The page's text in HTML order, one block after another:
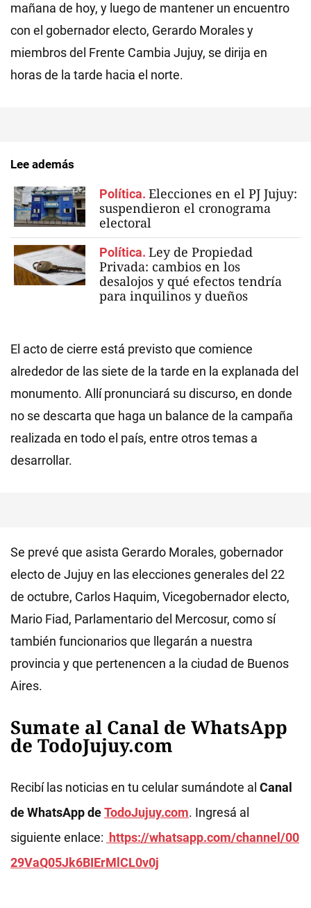
mañana de hoy, y luego de mantener un encuentro
con el gobernador electo, Gerardo Morales y
miembros del Frente Cambia Jujuy, se dirija en
horas de la tarde hacia el norte.
Lee además
Política. Elecciones en el PJ Jujuy:
suspendieron el cronograma
electoral
Política. Ley de Propiedad
Privada: cambios en los
desalojos y qué efectos tendría
para inquilinos y dueños
El acto de cierre está previsto que comience
alrededor de las siete de la tarde en la explanada del
monumento. Allí pronunciará su discurso, en donde
no se descarta que haga un balance de la campaña
realizada en todo el país, entre otros temas a
desarrollar.
Se prevé que asista Gerardo Morales, gobernador
electo de Jujuy en las elecciones generales del 22
de octubre, Carlos Haquim, Vicegobernador electo,
Mario Fiad, Parlamentario del Mercosur, como sí
también funcionarios que llegarán a nuestra
provincia y que pertenencen a la ciudad de Buenos
Aires.
Sumate al Canal de WhatsApp
de TodoJujuy.com
Recibí las noticias en tu celular sumándote al Canal
de WhatsApp deTodoJujuy.com. Ingresá al
siguiente enlace: https://whatsapp.com/channel/00
29VaQ05Jk6BIErMlCL0v0j